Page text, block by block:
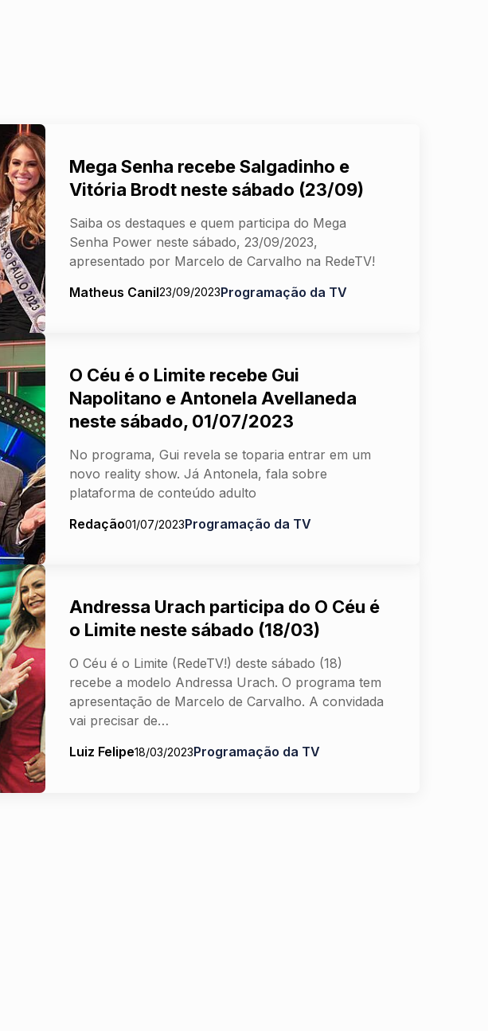
Mega Senha recebe Salgadinho e
Vitória Brodt neste sábado (23/09)
Saiba os destaques e quem participa do Mega
Senha Power neste sábado, 23/09/2023,
apresentado por Marcelo de Carvalho na RedeTV!
Matheus Canil23/09/2023Programação da TV
O Céu é o Limite recebe Gui
Napolitano e Antonela Avellaneda
neste sábado, 01/07/2023
No programa, Gui revela se toparia entrar em um
novo reality show. Já Antonela, fala sobre
plataforma de conteúdo adulto
Redação01/07/2023Programação da TV
Andressa Urach participa do O Céu é
o Limite neste sábado (18/03)
O Céu é o Limite (RedeTV!) deste sábado (18)
recebe a modelo Andressa Urach. O programa tem
apresentação de Marcelo de Carvalho. A convidada
vai precisar de…
Luiz Felipe18/03/2023Programação da TV